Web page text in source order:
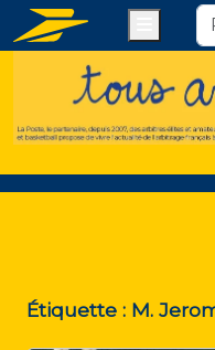
Étiquette : M.